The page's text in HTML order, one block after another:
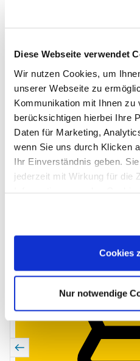
Diese Webseite verwendet
Wir nutzen Cookies, um
unserer Webseite zu
Kommunikation mit Ihnen zu
berücksichtigen hierbei Ihre
Daten für Marketing,
wenn Sie uns durch Klicken
Ihr Einverständnis geben.
jederzeit mit Wirkung für die
Cookies
Nur notwendige
Allpax Paloterm Infrarotheizung
Watt
Bewertung: 4 von 5 (5
5 Bewertungen
(5)